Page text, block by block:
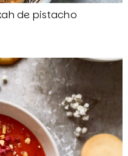
de pistacho